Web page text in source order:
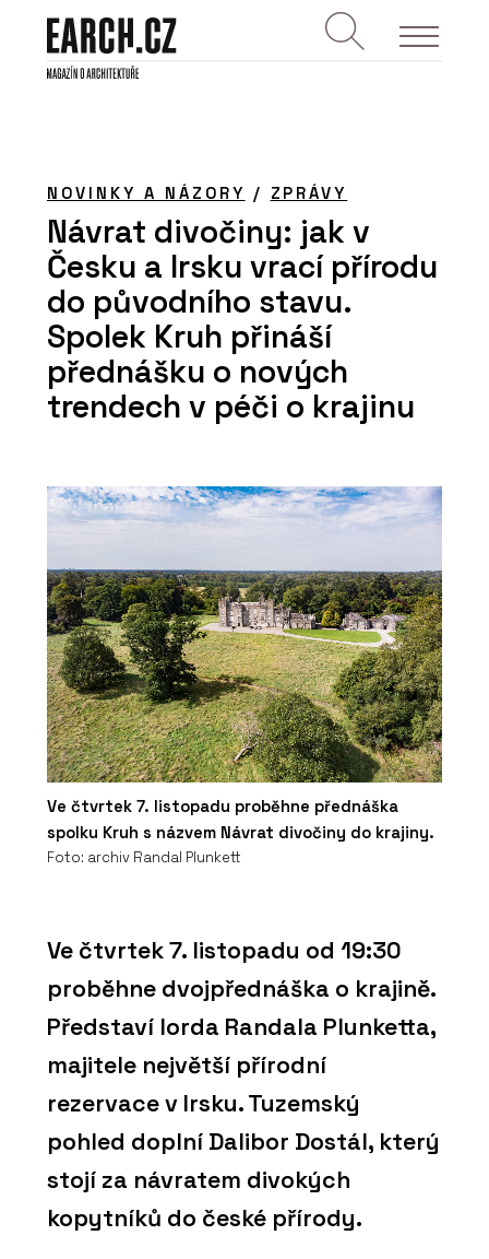
NOVINKY A NÁZORY / ZPRÁVY
Návrat divočiny: jak v
Česku a Irsku vrací přírodu
do původního stavu.
Spolek Kruh přináší
přednášku o nových
trendech v péči o krajinu
Ve čtvrtek 7. listopadu proběhne přednáška
spolku Kruh s názvem Návrat divočiny do krajiny.
Foto: archiv Randal Plunkett
Ve čtvrtek 7. listopadu od 19:30
proběhne dvojpřednáška o krajině.
Představí lorda Randala Plunketta,
majitele největší přírodní
rezervace v Irsku. Tuzemský
pohled doplní Dalibor Dostál, který
stojí za návratem divokých
kopytníků do české přírody.